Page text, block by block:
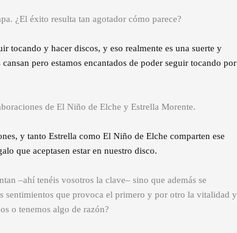
¿El éxito resulta tan agotador cómo parece?
tocando y hacer discos, y eso realmente es una suerte y
pero estamos encantados de poder seguir tocando por
de El Niño de Elche y Estrella Morente.
y tanto Estrella como El Niño de Elche comparten ese
que aceptasen estar en nuestro disco.
–ahí tenéis vosotros la clave– sino que además se
sentimientos que provoca el primero y por otro la vitalidad y
o tenemos algo de razón?